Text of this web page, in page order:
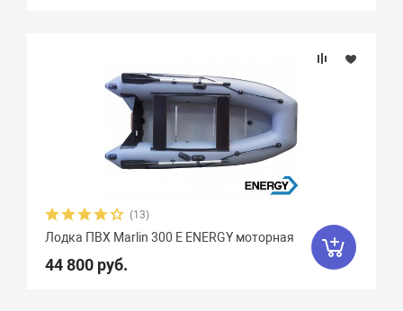
(13)
Лодка ПВХ Marlin 300 E ENERGY моторная
44 800 руб.